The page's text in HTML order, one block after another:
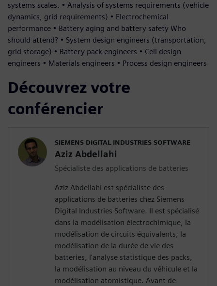
systems scales. • Analysis of systems requirements (vehicle
dynamics, grid requirements) • Electrochemical
performance • Battery aging and battery safety Who
should attend? • System design engineers (transportation,
grid storage) • Battery pack engineers • Cell design
engineers • Materials engineers • Process design engineers
Découvrez votre
conférencier
SIEMENS DIGITAL INDUSTRIES SOFTWARE
Aziz Abdellahi
Spécialiste des applications de batteries
Aziz Abdellahi est spécialiste des
applications de batteries chez Siemens
Digital Industries Software. Il est spécialisé
dans la modélisation électrochimique, la
modélisation de circuits équivalents, la
modélisation de la durée de vie des
batteries, l'analyse statistique des packs,
la modélisation au niveau du véhicule et la
modélisation atomistique. Avant de